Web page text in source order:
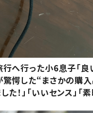
へ行った小6息子「良
愕した“まさかの購
た！」「いいセンス」「素